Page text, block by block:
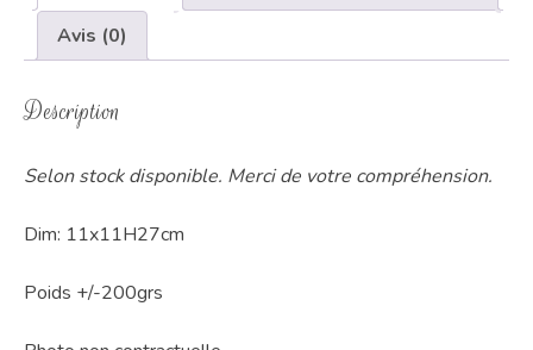
Avis (0)
Description
Selon stock disponible. Merci de votre compréhension.
Dim: 11x11H27cm
Poids +/-200grs